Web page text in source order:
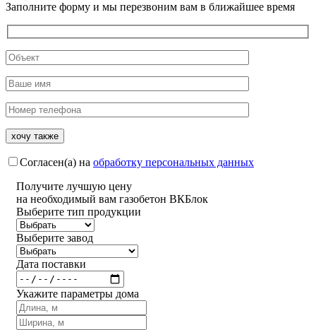
Заполните форму и мы перезвоним вам в ближайшее время
Согласен(а) на обработку персональных данных
Получите лучшую цену
на необходимый вам газобетон ВКБлок
Выберите тип продукции
Выберите завод
Дата поставки
Укажите параметры дома